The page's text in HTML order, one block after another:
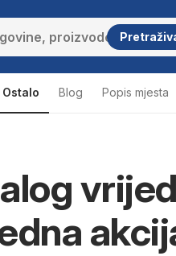
Ostalo Blog Popis mjesta